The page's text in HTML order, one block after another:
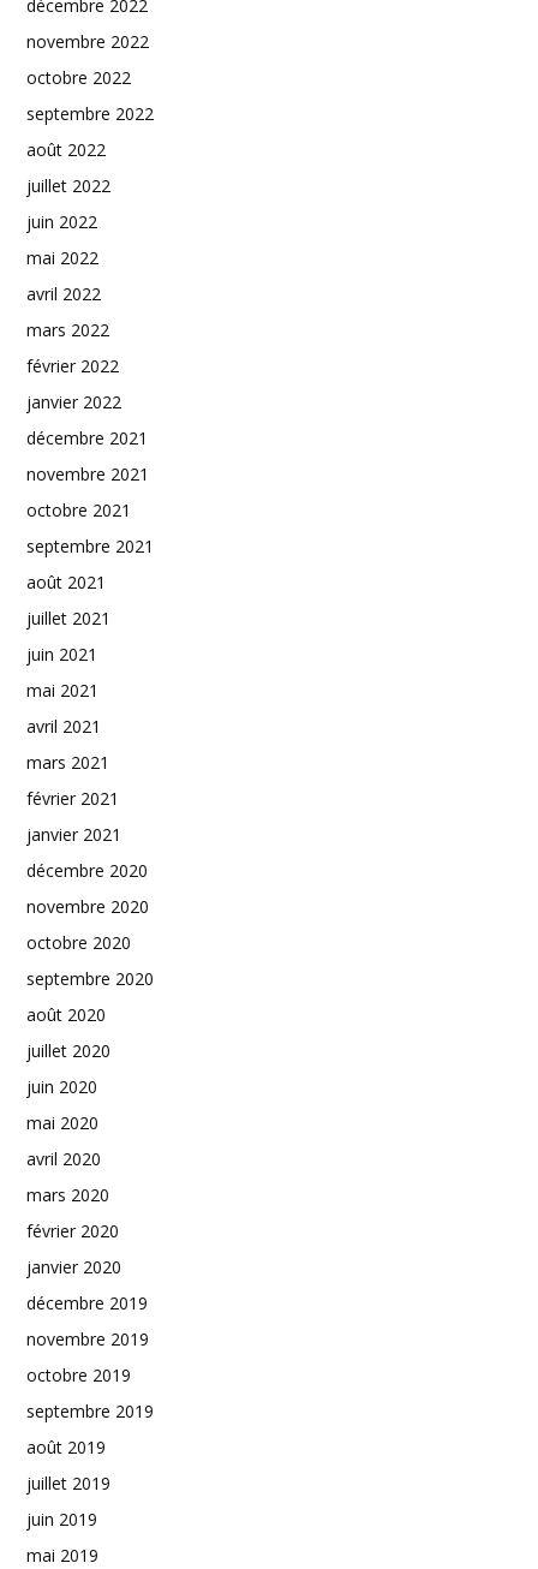
décembre 2022
novembre 2022
octobre 2022
septembre 2022
août 2022
juillet 2022
juin 2022
mai 2022
avril 2022
mars 2022
février 2022
janvier 2022
décembre 2021
novembre 2021
octobre 2021
septembre 2021
août 2021
juillet 2021
juin 2021
mai 2021
avril 2021
mars 2021
février 2021
janvier 2021
décembre 2020
novembre 2020
octobre 2020
septembre 2020
août 2020
juillet 2020
juin 2020
mai 2020
avril 2020
mars 2020
février 2020
janvier 2020
décembre 2019
novembre 2019
octobre 2019
septembre 2019
août 2019
juillet 2019
juin 2019
mai 2019